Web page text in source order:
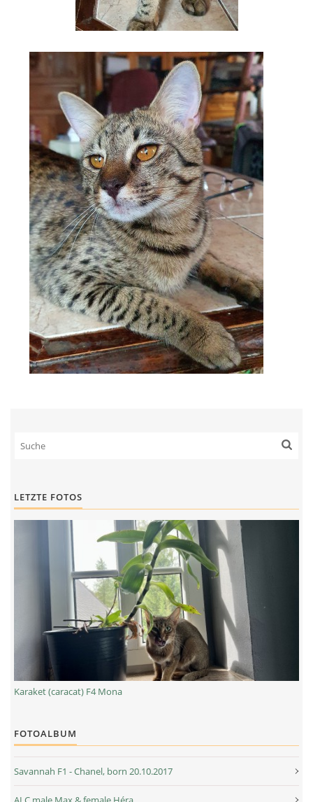
LETZTE FOTOS
Karaket (caracat) F4 Mona
FOTOALBUM
Savannah F1 - Chanel, born 20.10.2017